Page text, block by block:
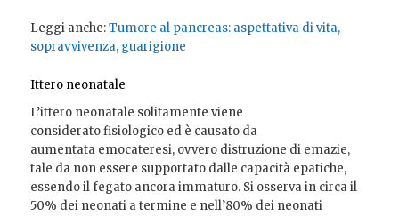
Leggi anche:Tumore al pancreas: aspettativa di vita,
sopravvivenza, guarigione
Ittero neonatale
L’ittero neonatale solitamente viene
considerato fisiologico ed è causato da
aumentata emocateresi, ovvero distruzione di emazie,
tale da non essere supportato dalle capacità epatiche,
essendo il fegato ancora immaturo. Si osserva in circa il
50% dei neonati a termine e nell’80% dei neonati